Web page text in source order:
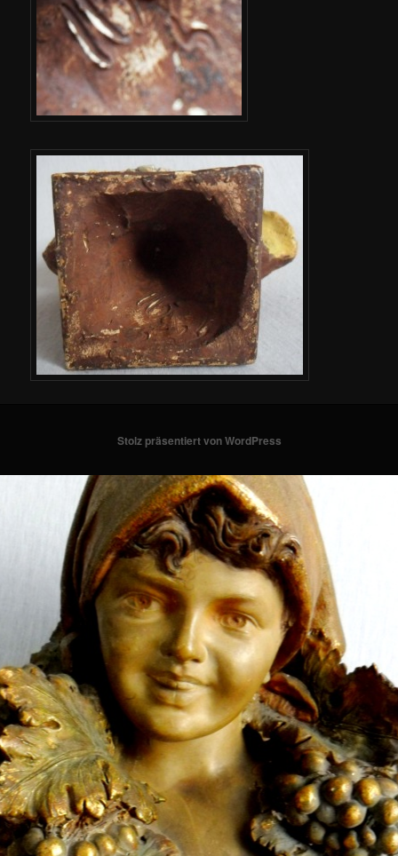
Stolz präsentiert von WordPress